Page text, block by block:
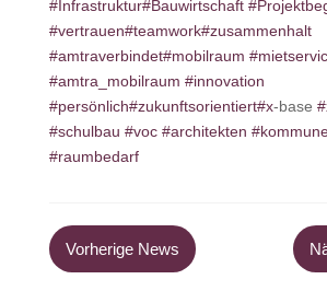
#Infrastruktur#Bauwirtschaft #
#vertrauen#teamwork#zusammenhalt
#amtraverbindet#mobilraum #
#amtra_mobilraum #innovation
#persönlich#zukunftsorientiert#x-base #
#schulbau #voc #architekten #
#raumbedarf
Vorherige News